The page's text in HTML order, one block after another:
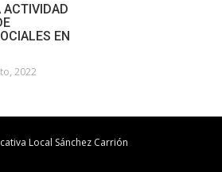
ACTIVIDAD
EN
2022
Local Sánchez Carrión